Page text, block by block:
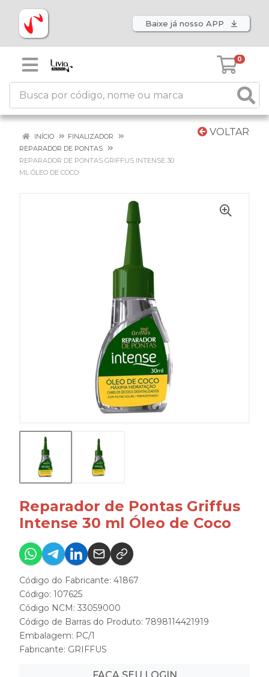
Baixe já nosso APP
0
VOLTAR
INÍCIO
FINALIZADOR
REPARADOR DE PONTAS
REPARADOR DE PONTAS GRIFFUS INTENSE 30
ML ÓLEO DE COCO
Reparador de Pontas Griffus
Intense 30 ml Óleo de Coco
Código do Fabricante: 41867
Código: 107625
Código NCM: 33059000
Código de Barras do Produto: 7898114421919
Embalagem: PC/1
Fabricante: GRIFFUS